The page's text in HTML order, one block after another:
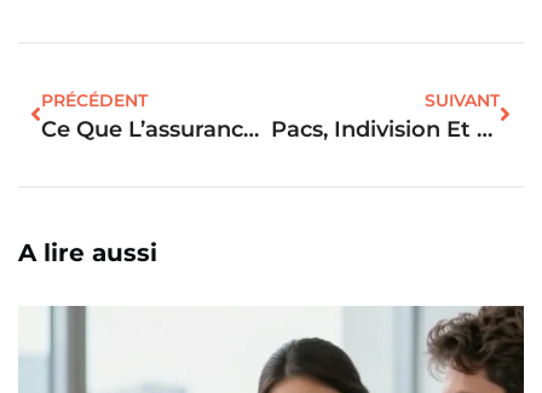
PRÉCÉDENT
Ce Que L’assurance Loyer Impayé Regarde Avant De Vous Couvrir Dans L’immobilier
SUIVANT
Pacs, Indivision Et Séparation : Comprendre Les Enjeux Juridiques Et Financiers
A lire aussi